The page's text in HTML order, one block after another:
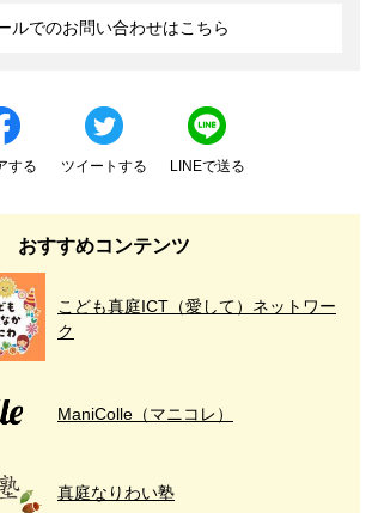
ルでのお問い合わせはこちら
する ツイートする LINEで送る
おすすめコンテンツ
こども真庭ICT（愛して）ネットワー
ク
ManiColle（マニコレ）
真庭なりわい塾